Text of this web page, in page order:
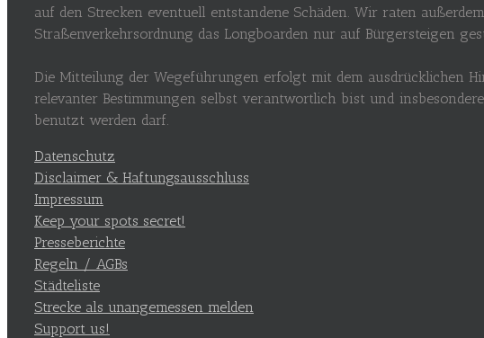
auf den Strecken eventuell entstandene Schäden. Wir raten
Straßenverkehrsordnung das Longboarden nur auf Bürgersteigen
Die Mitteilung der Wegeführungen erfolgt mit dem ausdrücklichen
relevanter Bestimmungen selbst verantwortlich bist und
benutzt werden darf.
Datenschutz
Disclaimer & Haftungsausschluss
Impressum
Keep your spots secret!
Presseberichte
Regeln / AGBs
Städteliste
Strecke als unangemessen melden
Support us!